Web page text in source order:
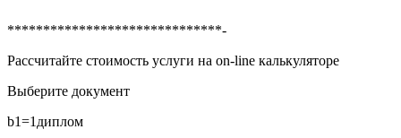
******************************-
Рассчитайте стоимость услуги на on-line калькуляторе
Выберите документ
b1=1 диплом